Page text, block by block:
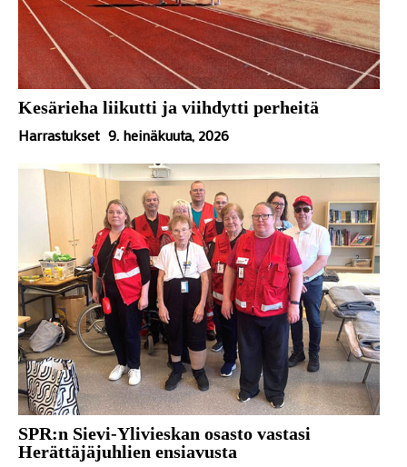
Kesärieha liikutti ja viihdytti perheitä
Harrastukset 9. heinäkuuta, 2026
SPR:n Sievi-Ylivieskan osasto vastasi
Herättäjäjuhlien ensiavusta